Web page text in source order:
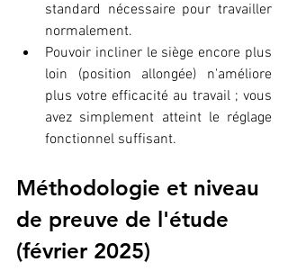
standard nécessaire pour travailler
normalement.
Pouvoir incliner le siège encore plus
loin (position allongée) n'améliore
plus votre efficacité au travail ; vous
avez simplement atteint le réglage
fonctionnel suffisant.
Méthodologie et niveau
de preuve de l'étude
(février 2025)